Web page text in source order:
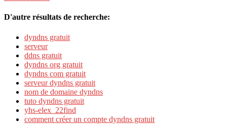
D'autre résultats de recherche:
dyndns gratuit
serveur
ddns gratuit
dyndns org gratuit
dyndns com gratuit
serveur dyndns gratuit
nom de domaine dyndns
tuto dyndns gratuit
yhs-elex_22find
comment créer un compte dyndns gratuit